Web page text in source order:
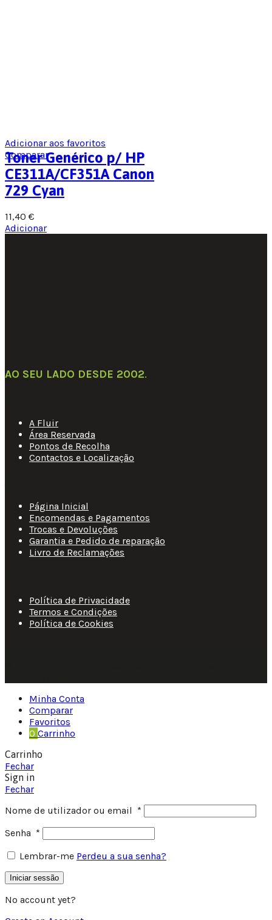
Adicionar aos favoritos
Comparar
Toner Genérico p/ HP
CE311A/CF351A Canon
729 Cyan
11,40 €
Adicionar
AO SEU LADO DESDE 2002.
A Fluir
Área Reservada
Pontos de Recolha
Contactos e Localização
Página Inicial
Encomendas e Pagamentos
Trocas e Devoluções
Garantia e Pedido de reparação
Livro de Reclamações
Política de Privacidade
Termos e Condições
Política de Cookies
Minha Conta
Comparar
Favoritos
0 Carrinho
Carrinho
Fechar
Sign in
Fechar
Nome de utilizador ou email *
Senha *
Lembrar-me Perdeu a sua senha?
Iniciar sessão
No account yet?